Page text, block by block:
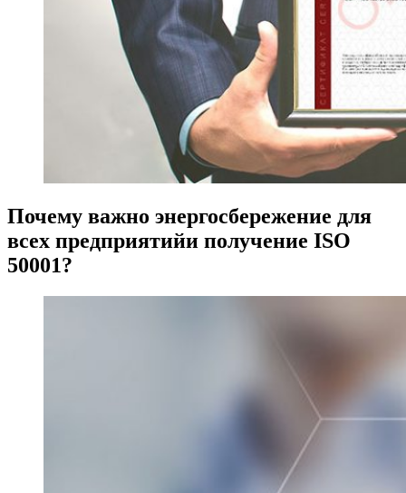
Почему важно энергосбережение для
всех предприятийи получение ISO
50001?